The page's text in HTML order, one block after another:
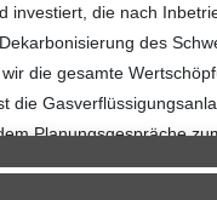
investiert, die nach
des
die gesamte
die
Planungsgespräche